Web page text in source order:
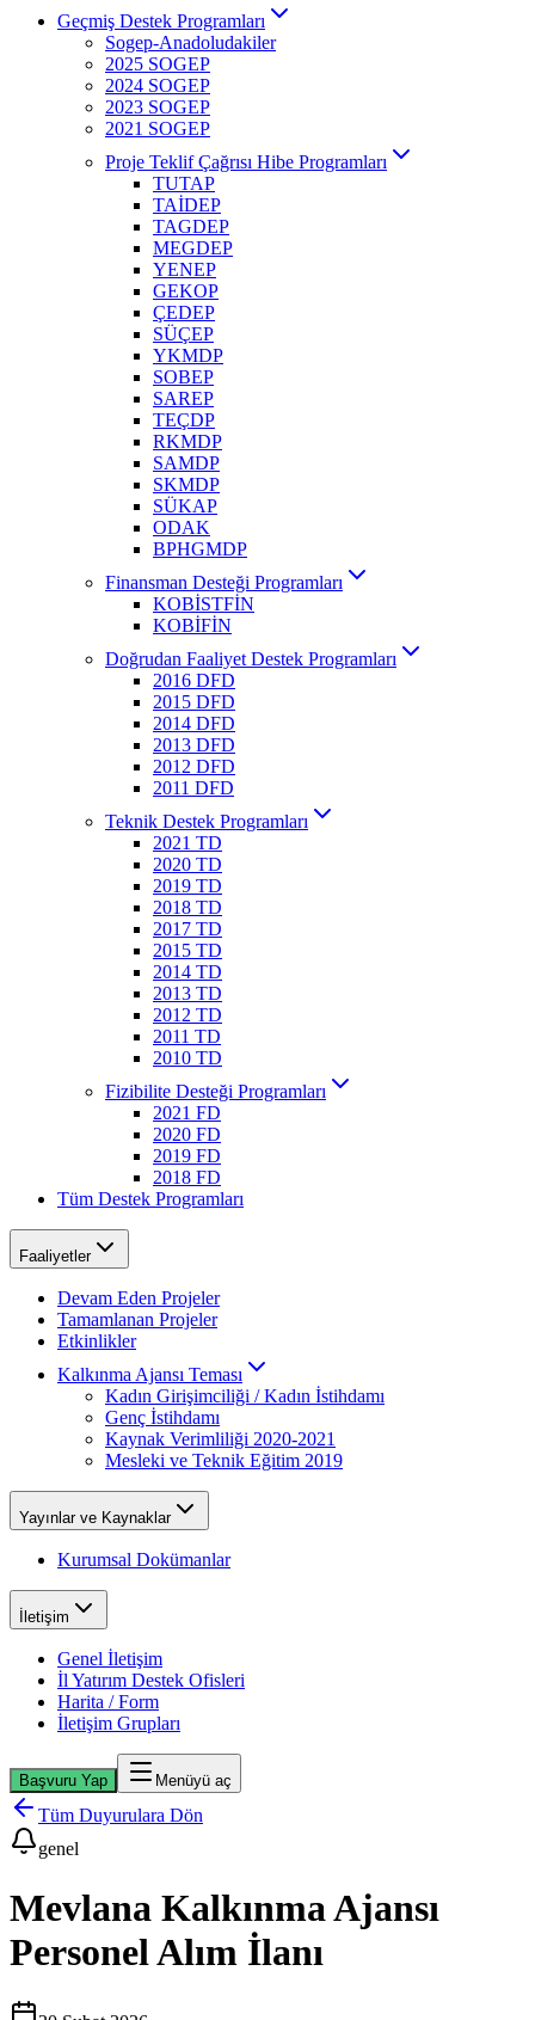
Geçmiş Destek Programları
Sogep-Anadoludakiler
2025 SOGEP
2024 SOGEP
2023 SOGEP
2021 SOGEP
Proje Teklif Çağrısı Hibe Programları
TUTAP
TAİDEP
TAGDEP
MEGDEP
YENEP
GEKOP
ÇEDEP
SÜÇEP
YKMDP
SOBEP
SAREP
TEÇDP
RKMDP
SAMDP
SKMDP
SÜKAP
ODAK
BPHGMDP
Finansman Desteği Programları
KOBİSTFİN
KOBİFİN
Doğrudan Faaliyet Destek Programları
2016 DFD
2015 DFD
2014 DFD
2013 DFD
2012 DFD
2011 DFD
Teknik Destek Programları
2021 TD
2020 TD
2019 TD
2018 TD
2017 TD
2015 TD
2014 TD
2013 TD
2012 TD
2011 TD
2010 TD
Fizibilite Desteği Programları
2021 FD
2020 FD
2019 FD
2018 FD
Tüm Destek Programları
Faaliyetler
Devam Eden Projeler
Tamamlanan Projeler
Etkinlikler
Kalkınma Ajansı Teması
Kadın Girişimciliği / Kadın İstihdamı
Genç İstihdamı
Kaynak Verimliliği 2020-2021
Mesleki ve Teknik Eğitim 2019
Yayınlar ve Kaynaklar
Kurumsal Dokümanlar
İletişim
Genel İletişim
İl Yatırım Destek Ofisleri
Harita / Form
İletişim Grupları
Başvuru Yap Menüyü aç
Tüm Duyurulara Dön
genel
Mevlana Kalkınma Ajansı
Personel Alım İlanı